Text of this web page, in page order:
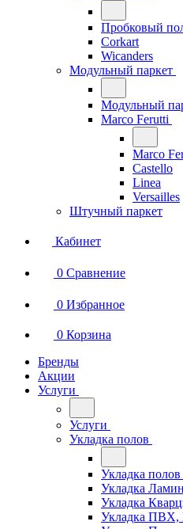
Пробковый
Corkart
Wicanders
Модульный паркет
Модульный
Marco Ferutti
Marco
Castello
Linea
Versailles
Штучный паркет
Кабинет
0 Сравнение
0 Избранное
0 Корзина
Бренды
Акции
Услуги
Услуги
Укладка полов
Укладка полов
Укладка
Укладка
Укладка ПВХ,